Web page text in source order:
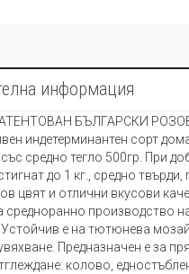
информация
БЪЛГАРСКИ
индетерминантен сорт
средно тегло 500гр. При
до 1 кг., средно твърди,
цвят и отлични вкусови
средноранно производство
е на тютюнева
Предназначен е за
колово,